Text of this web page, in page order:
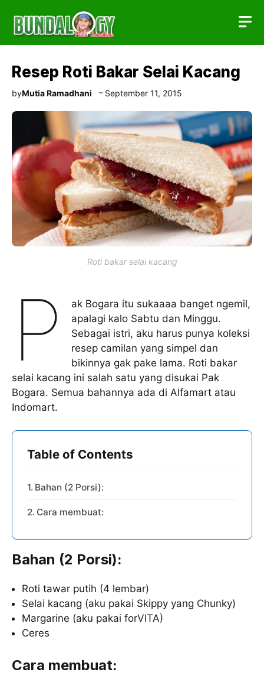
content
Resep Roti Bakar Selai Kacang
byMutia Ramadhani September 11, 2015
Roti bakar selai kacang
P
ak Bogara itu sukaaaa banget ngemil,
apalagi kalo Sabtu dan Minggu.
Sebagai istri, aku harus punya koleksi
resep camilan yang simpel dan
bikinnya gak pake lama. Roti bakar
selai kacang ini salah satu yang disukai Pak
Bogara. Semua bahannya ada di Alfamart atau
Indomart.
Table of Contents
Bahan (2 Porsi):
Cara membuat:
Bahan (2 Porsi):
Roti tawar putih (4 lembar)
Selai kacang (aku pakai Skippy yang Chunky)
Margarine (aku pakai forVITA)
Ceres
Cara membuat: